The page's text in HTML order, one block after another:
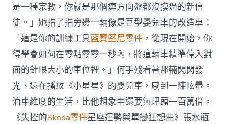
是一種宗教，你就是那個連方向盤都沒摸過的新信
徒。」她指了指旁邊一輛像是巨型嬰兒車的改造車：
「這是你的訓練工具藍寶堅尼零件 ，從現在開始，你
得學會如何在零點零零一秒內，將這輛車精準停入對
面的針眼大小的車位裡。」何手殘看著那輛閃閃發
光、還在播放《小星星》的嬰兒車，感到一陣眩暈。
泊車維度的生活，比他想象中還要無理頭一百萬倍。
《失控的Skoda零件星座運勢與單戀狂想曲》張水瓶